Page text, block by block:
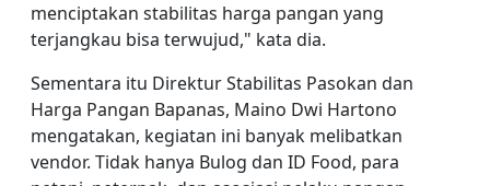
menciptakan stabilitas harga pangan yang
terjangkau bisa terwujud," kata dia.
Sementara itu Direktur Stabilitas Pasokan dan
Harga Pangan Bapanas, Maino Dwi Hartono
mengatakan, kegiatan ini banyak melibatkan
vendor. Tidak hanya Bulog dan ID Food, para